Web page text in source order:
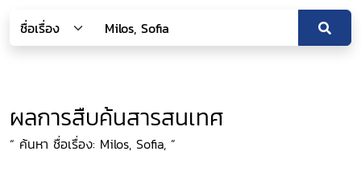
ผลการสืบค้นสารสนเทศ
“ ค้นหา ชื่อเรื่อง: Milos, Sofia, ”